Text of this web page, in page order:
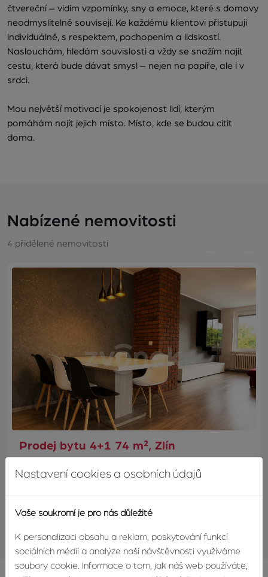
čtvereční – vidím vzpomínky, sny a emoce, které s domovy
neodmyslitelně souvisejí. Ke každému klientovi přistupuji
individuálně, s respektem, pochopením a lidskostí.
Naslouchám, hledám souvislosti a vždy se snažím najít
cestu, která bude dávat smysl – nejen na papíře, ale i v
srdci.
Mou největší motivací je spokojenost lidí, kterým
pomáhám najít jejich místo. Místo, kde se budou cítit
doma.
Nabízené nemovitosti
4 přidělené nemovitosti
Prodej bytu 4+1 74 m², Zlín
6 150 000 Kč
Nastavení cookies a osobních údajů
Vaše soukromí je pro nás důležité
K personalizaci obsahu a reklam, poskytování funkcí
sociálních médií a analýze naší návštěvnosti využíváme
soubory cookie. Informace o tom, jak náš web používáte,